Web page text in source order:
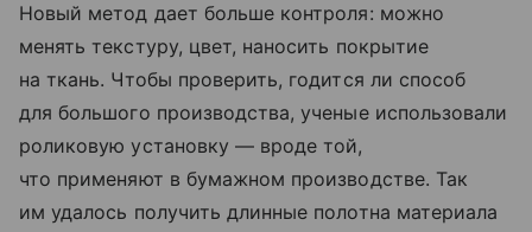
Новый метод дает больше контроля: можно
менять текстуру, цвет, наносить покрытие
на ткань. Чтобы проверить, годится ли способ
для большого производства, ученые использовали
роликовую установку — вроде той,
что применяют в бумажном производстве. Так
им удалось получить длинные полотна материала